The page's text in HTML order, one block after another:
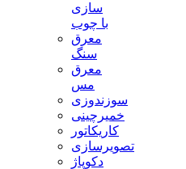
سازی
با چوب
معرق
سنگ
معرق
مس
سوزندوزی
خمیرچینی
کاریکاتور
تصویرسازی
دکوپاژ